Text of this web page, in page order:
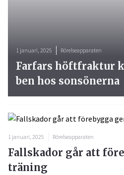
1 januari, 2025 Rörelseapparaten
Farfars höftfraktur
ben hos sonsönerna
1 januari, 2025 Rörelseapparaten
Fallskador går att
träning